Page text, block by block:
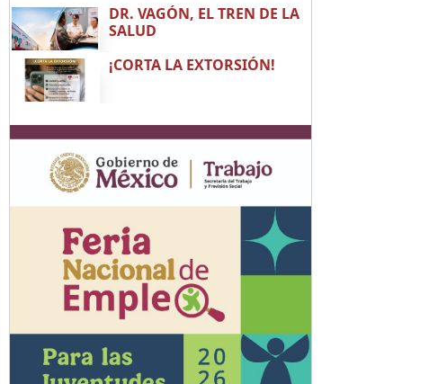
DR. VAGÓN, EL TREN DE LA
SALUD
¡CORTA LA EXTORSIÓN!